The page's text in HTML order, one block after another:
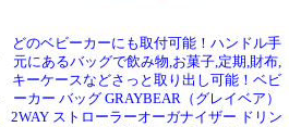
どのベビーカーにも取付可能！ハンドル手
元にあるバッグで飲み物,お菓子,定期,財布,
キーケースなどさっと取り出し可能！ベビ
ーカー バッグ GRAYBEAR（グレイベア）
2WAY ストローラーオーガナイザー ドリン